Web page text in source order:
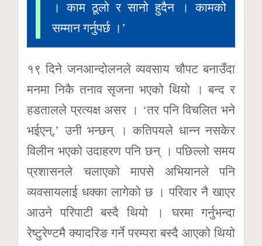
। काम ठूलो र सानो हुदैन । कामको
सम्मान गर्नुपर्छ ।’
१९ दिने जनआन्दोलनले व्यवसाय चौपट बनाउँदा
मनमा निकै तनाव सृजना भएको थियो । बन्द र
हडतालले प्रत्यक्ष असर । ‘तर पनि विचलित भने
भईएन्,’ उनी भन्छन् । कतिपयले धान्न नसकेर
विलीन भएको उदाहरण पनि छन् । पछिल्लो समय
प्रशासनले चलाएको मापसे अभियानले पनि
व्यवसायलाई धक्का लागेको छ । परिवार नै खाएर
आउने परिपाटी बस्दै थियो । घरमा गर्नुभन्दा
रेष्टुरेण्टमै क्यादरिङ गर्ने परम्परा बस्दै आएको थियो